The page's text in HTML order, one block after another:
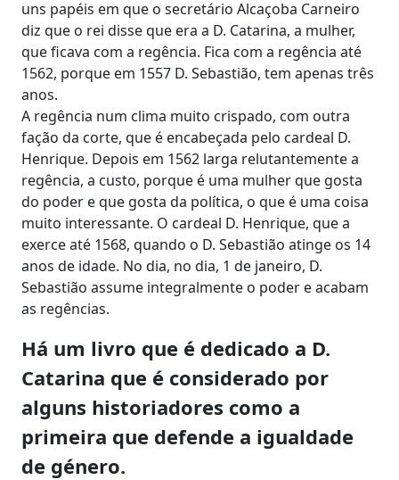
uns papéis em que o secretário Alcaçoba Carneiro
diz que o rei disse que era a D. Catarina, a mulher,
que ficava com a regência. Fica com a regência até
1562, porque em 1557 D. Sebastião, tem apenas três
anos.
A regência num clima muito crispado, com outra
fação da corte, que é encabeçada pelo cardeal D.
Henrique. Depois em 1562 larga relutantemente a
regência, a custo, porque é uma mulher que gosta
do poder e que gosta da política, o que é uma coisa
muito interessante. O cardeal D. Henrique, que a
exerce até 1568, quando o D. Sebastião atinge os 14
anos de idade. No dia, no dia, 1 de janeiro, D.
Sebastião assume integralmente o poder e acabam
as regências.
Há um livro que é dedicado a D.
Catarina que é considerado por
alguns historiadores como a
primeira que defende a igualdade
de género.